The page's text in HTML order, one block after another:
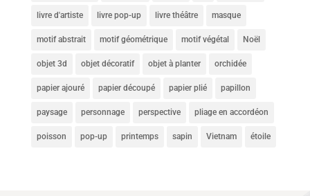
livre d'artiste livre pop-up livre théâtre masque
motif abstrait motif géométrique motif végétal Noël
objet 3d objet décoratif objet à planter orchidée
papier ajouré papier découpé papier plié papillon
paysage personnage perspective pliage en accordéon
poisson pop-up printemps sapin Vietnam étoile